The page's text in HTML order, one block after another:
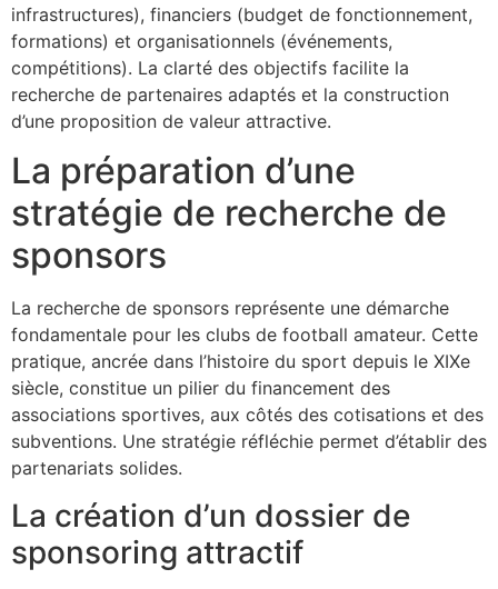
infrastructures), financiers (budget de fonctionnement,
formations) et organisationnels (événements,
compétitions). La clarté des objectifs facilite la
recherche de partenaires adaptés et la construction
d’une proposition de valeur attractive.
La préparation d’une
stratégie de recherche de
sponsors
La recherche de sponsors représente une démarche
fondamentale pour les clubs de football amateur. Cette
pratique, ancrée dans l’histoire du sport depuis le XIXe
siècle, constitue un pilier du financement des
associations sportives, aux côtés des cotisations et des
subventions. Une stratégie réfléchie permet d’établir des
partenariats solides.
La création d’un dossier de
sponsoring attractif